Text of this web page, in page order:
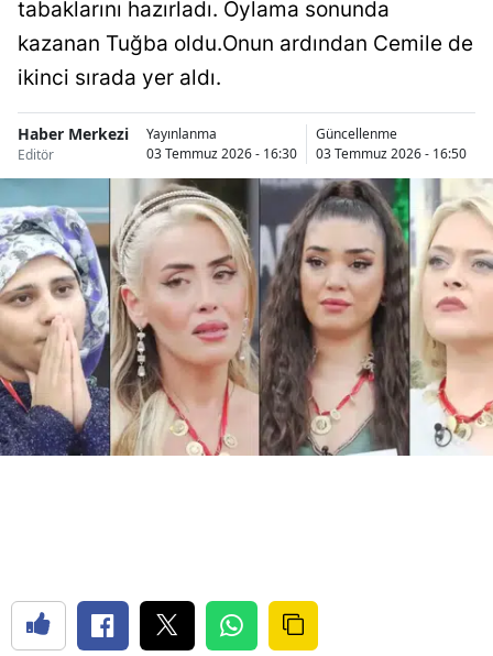
Bilecik
Bingöl
Burdur
Bursa
Çanakkale
Çankırı
Çorum
Denizli
Diyarbakır
Erzurum
tabaklarını hazırladı. Oylama sonunda
kazanan Tuğba oldu.Onun ardından Cemile de
ikinci sırada yer aldı.
Haber Merkezi
Editör
Yayınlanma
03 Temmuz 2026 - 16:30
Güncellenme
03 Temmuz 2026 - 16:50